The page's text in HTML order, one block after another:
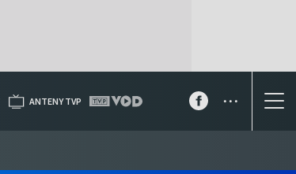
ANTENY TVP ...